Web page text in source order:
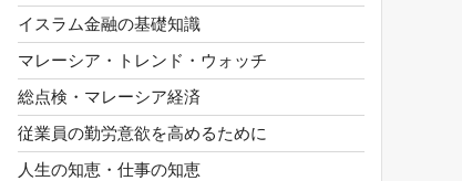
イスラム金融の基礎知識
マレーシア・トレンド・ウォッチ
総点検・マレーシア経済
従業員の勤労意欲を高めるために
人生の知恵・仕事の知恵